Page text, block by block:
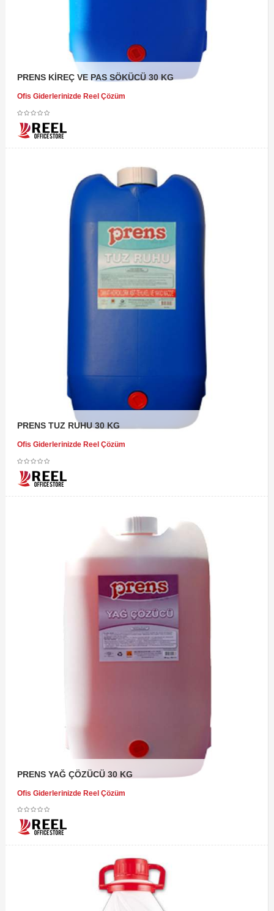
PRENS KİREÇ VE PAS SÖKÜCÜ 30 KG
Ofis Giderlerinizde Reel Çözüm
PRENS TUZ RUHU 30 KG
Ofis Giderlerinizde Reel Çözüm
PRENS YAĞ ÇÖZÜCÜ 30 KG
Ofis Giderlerinizde Reel Çözüm